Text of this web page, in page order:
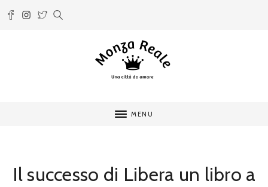
MENU
Il successo di Libera un libro a